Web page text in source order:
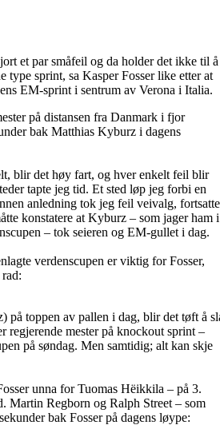
et par småfeil og da holder det ikke til å
type sprint, sa Kasper Fosser like etter at
EM-sprint i sentrum av Verona i Italia.
på distansen fra Danmark i fjor
bak Matthias Kyburz i dagens
blir det høy fart, og hver enkelt feil blir
tapte jeg tid. Et sted løp jeg forbi en
anledning tok jeg feil veivalg, fortsatte
konstatere at Kyburz – som jager ham i
– tok seieren og EM-gullet i dag.
verdenscupen er viktig for Fosser,
på toppen av pallen i dag, blir det tøft å
regjerende mester på knockout sprint –
på søndag. Men samtidig; alt kan skje
unna for Tuomas Hëikkila – på 3.
Martin Regborn og Ralph Street – som
bak Fosser på dagens løype: